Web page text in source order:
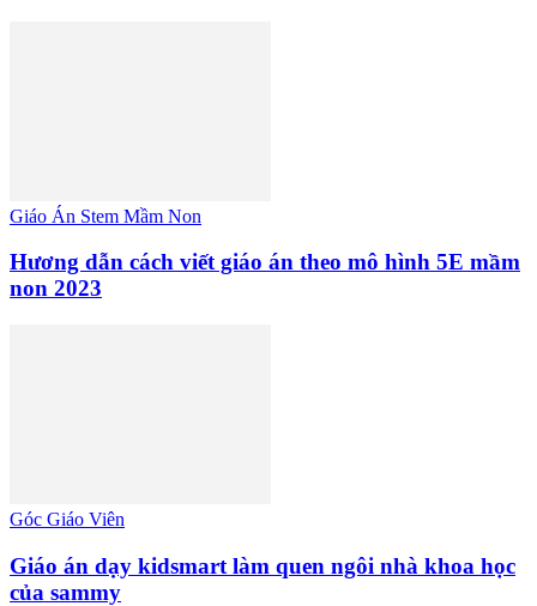
Giáo Án Stem Mầm Non
Hương dẫn cách viết giáo án theo mô hình 5E mầm
non 2023
Góc Giáo Viên
Giáo án dạy kidsmart làm quen ngôi nhà khoa học
của sammy